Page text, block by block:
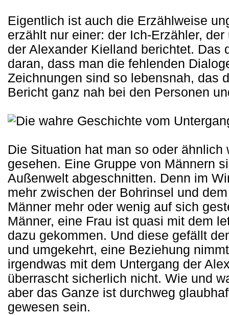
Eigentlich ist auch die Erzählweise
erzählt nur einer: der Ich-Erzähler,
der Alexander Kielland berichtet. Das
daran, dass man die fehlenden
Zeichnungen sind so lebensnah, das
Bericht ganz nah bei den Personen
Die Situation hat man so oder
gesehen. Eine Gruppe von Männern
Außenwelt abgeschnitten. Denn im
mehr zwischen der Bohrinsel und
Männer mehr oder wenig auf sich
Männer, eine Frau ist quasi mit dem
dazu gekommen. Und diese gefällt
und umgekehrt, eine Beziehung
irgendwas mit dem Untergang der
überrascht sicherlich nicht. Wie und
aber das Ganze ist durchweg
gewesen sein.